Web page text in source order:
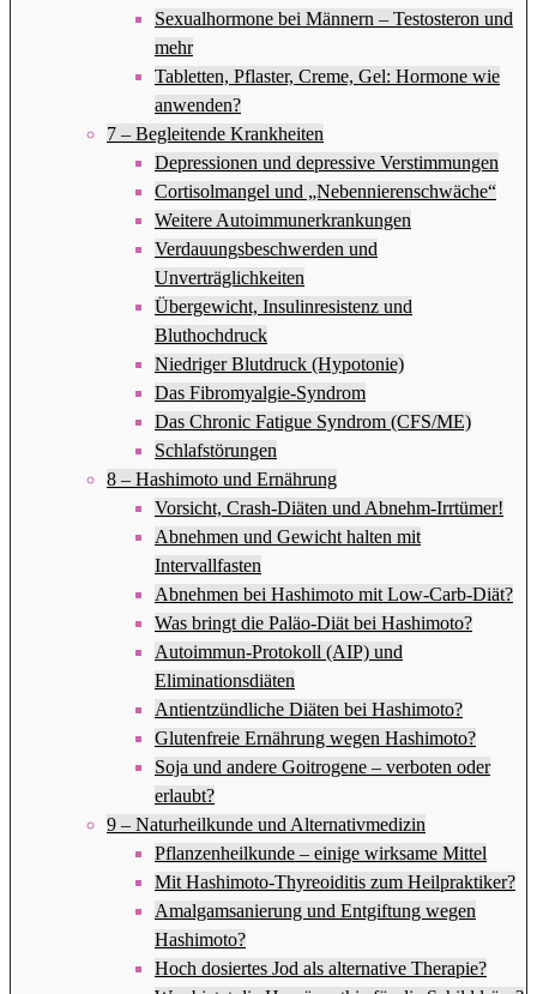
Sexualhormone bei Männern – Testosteron und
mehr
Tabletten, Pflaster, Creme, Gel: Hormone wie
anwenden?
7 – Begleitende Krankheiten
Depressionen und depressive Verstimmungen
Cortisolmangel und „Nebennierenschwäche“
Weitere Autoimmunerkrankungen
Verdauungsbeschwerden und
Unverträglichkeiten
Übergewicht, Insulinresistenz und
Bluthochdruck
Niedriger Blutdruck (Hypotonie)
Das Fibromyalgie-Syndrom
Das Chronic Fatigue Syndrom (CFS/ME)
Schlafstörungen
8 – Hashimoto und Ernährung
Vorsicht, Crash-Diäten und Abnehm-Irrtümer!
Abnehmen und Gewicht halten mit
Intervallfasten
Abnehmen bei Hashimoto mit Low-Carb-Diät?
Was bringt die Paläo-Diät bei Hashimoto?
Autoimmun-Protokoll (AIP) und
Eliminationsdiäten
Antientzündliche Diäten bei Hashimoto?
Glutenfreie Ernährung wegen Hashimoto?
Soja und andere Goitrogene – verboten oder
erlaubt?
9 – Naturheilkunde und Alternativmedizin
Pflanzenheilkunde – einige wirksame Mittel
Mit Hashimoto-Thyreoiditis zum Heilpraktiker?
Amalgamsanierung und Entgiftung wegen
Hashimoto?
Hoch dosiertes Jod als alternative Therapie?